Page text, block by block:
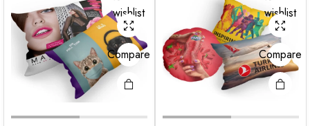
wishlist
Compare
wishlist
Compare